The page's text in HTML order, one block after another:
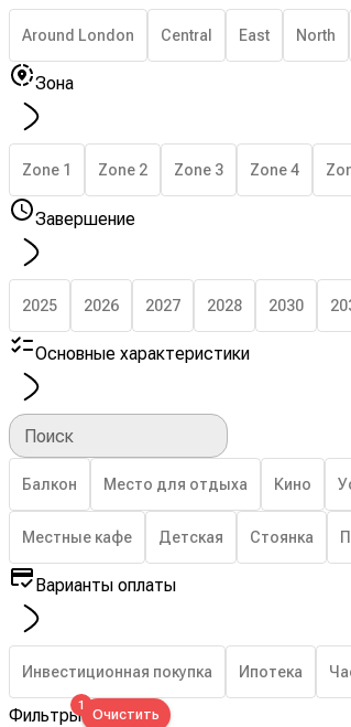
Around London Central East North
Зона
Zone 1 Zone 2 Zone 3 Zone 4
Завершение
2025 2026 2027 2028 2030
Основные характеристики
Поиск
Балкон Место для отдыха Кино
Местные кафе Детская Стоянка
Варианты оплаты
Инвестиционная покупка Ипотека
Фильтры1
Очистить